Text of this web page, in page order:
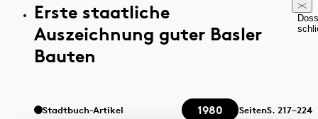
Erste staatliche
Auszeichnung guter Basler
Bauten
Stadtbuch-Artikel 1980 SeitenS. 217–224